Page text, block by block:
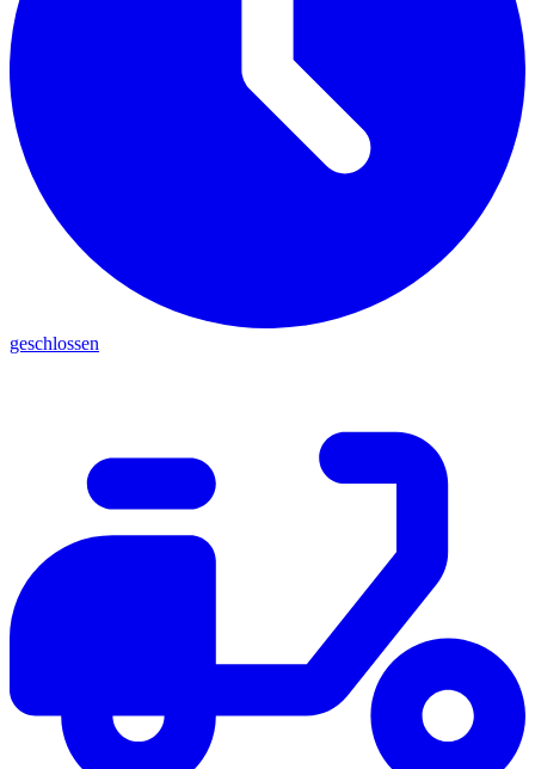
geschlossen